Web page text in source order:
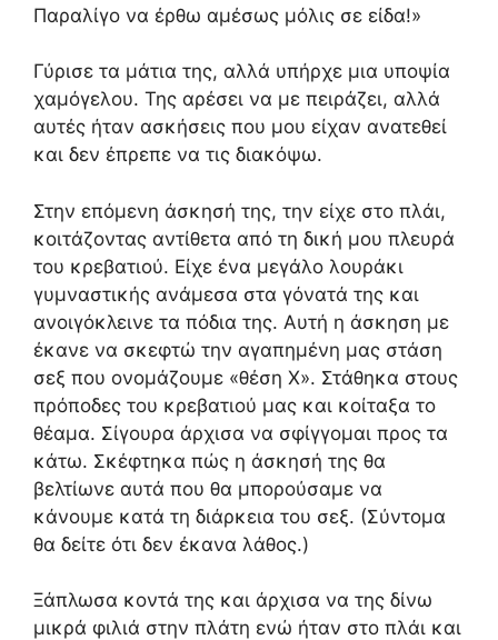
Παραλίγο να έρθω αμέσως μόλις σε είδα!»
Γύρισε τα μάτια της, αλλά υπήρχε μια υποψία
χαμόγελου. Της αρέσει να με πειράζει, αλλά
αυτές ήταν ασκήσεις που μου είχαν ανατεθεί
και δεν έπρεπε να τις διακόψω.
Στην επόμενη άσκησή της, την είχε στο πλάι,
κοιτάζοντας αντίθετα από τη δική μου πλευρά
του κρεβατιού. Είχε ένα μεγάλο λουράκι
γυμναστικής ανάμεσα στα γόνατά της και
ανοιγόκλεινε τα πόδια της. Αυτή η άσκηση με
έκανε να σκεφτώ την αγαπημένη μας στάση
σεξ που ονομάζουμε «θέση Χ». Στάθηκα στους
πρόποδες του κρεβατιού μας και κοίταξα το
θέαμα. Σίγουρα άρχισα να σφίγγομαι προς τα
κάτω. Σκέφτηκα πώς η άσκησή της θα
βελτίωνε αυτά που θα μπορούσαμε να
κάνουμε κατά τη διάρκεια του σεξ. (Σύντομα
θα δείτε ότι δεν έκανα λάθος.)
Ξάπλωσα κοντά της και άρχισα να της δίνω
μικρά φιλιά στην πλάτη ενώ ήταν στο πλάι και